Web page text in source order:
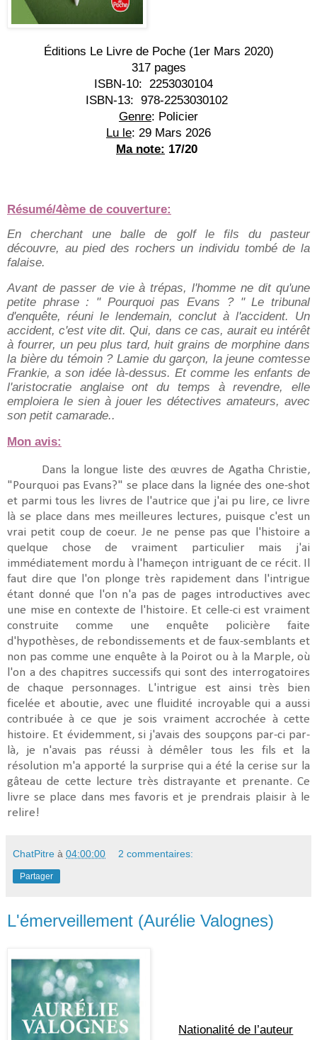
Éditions Le Livre de Poche (1er Mars 2020)
317 pages
ISBN-10: 2253030104
ISBN-13: 978-2253030102
Genre: Policier
Lu le: 29 Mars 2026
Ma note: 17/20
Résumé/4ème de couverture:
En cherchant une balle de golf le fils du pasteur
découvre, au pied des rochers un individu tombé de la
falaise.
Avant de passer de vie à trépas, l'homme ne dit qu'une
petite phrase : " Pourquoi pas Evans ? " Le tribunal
d'enquête, réuni le lendemain, conclut à l'accident. Un
accident, c'est vite dit. Qui, dans ce cas, aurait eu intérêt
à fourrer, un peu plus tard, huit grains de morphine dans
la bière du témoin ? Lamie du garçon, la jeune comtesse
Frankie, a son idée là-dessus. Et comme les enfants de
l'aristocratie anglaise ont du temps à revendre, elle
emploiera le sien à jouer les détectives amateurs, avec
son petit camarade..
Mon avis:
Dans la longue liste des œuvres de Agatha Christie,
"Pourquoi pas Evans?" se place dans la lignée des one-shot
et parmi tous les livres de l'autrice que j'ai pu lire, ce livre
là se place dans mes meilleures lectures, puisque c'est un
vrai petit coup de coeur. Je ne pense pas que l'histoire a
quelque chose de vraiment particulier mais j'ai
immédiatement mordu à l'hameçon intriguant de ce récit. Il
faut dire que l'on plonge très rapidement dans l'intrigue
étant donné que l'on n'a pas de pages introductives avec
une mise en contexte de l'histoire. Et celle-ci est vraiment
construite comme une enquête policière faite
d'hypothèses, de rebondissements et de faux-semblants et
non pas comme une enquête à la Poirot ou à la Marple, où
l'on a des chapitres successifs qui sont des interrogatoires
de chaque personnages. L'intrigue est ainsi très bien
ficelée et aboutie, avec une fluidité incroyable qui a aussi
contribuée à ce que je sois vraiment accrochée à cette
histoire. Et évidemment, si j'avais des soupçons par-ci par-
là, je n'avais pas réussi à démêler tous les fils et la
résolution m'a apporté la surprise qui a été la cerise sur la
gâteau de cette lecture très distrayante et prenante. Ce
livre se place dans mes favoris et je prendrais plaisir à le
relire!
ChatPitre à 04:00:00 2 commentaires:
Partager
L'émerveillement (Aurélie Valognes)
Nationalité de l’auteur